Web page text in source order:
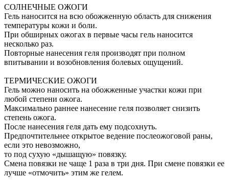
СОЛНЕЧНЫЕ ОЖОГИ
Гель наносится на всю обожженную область для снижения
температуры кожи и боли.
При обширных ожогах в первые часы гель наносится
несколько раз.
Повторные нанесения геля производят при полном
впитывании и возобновления болевых ощущений.
ТЕРМИЧЕСКИЕ ОЖОГИ
Гель можно наносить на обожженные участки кожи при
любой степени ожога.
Максимально раннее нанесение геля позволяет снизить
степень ожога.
После нанесения геля дать ему подсохнуть.
Предпочтительнее открытое ведение послеожоговой раны,
если это невозможно,
то под сухую «дышащую» повязку.
Смена повязки не чаще 1 раза в три дня. При смене повязки ее
лучше «отмочить» этим же гелем.